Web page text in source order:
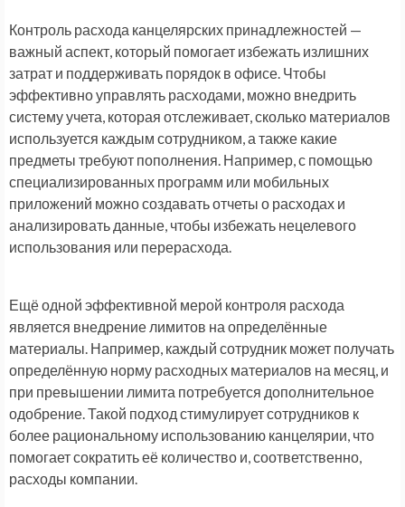
Контроль расхода канцелярских принадлежностей —
важный аспект, который помогает избежать излишних
затрат и поддерживать порядок в офисе. Чтобы
эффективно управлять расходами, можно внедрить
систему учета, которая отслеживает, сколько материалов
используется каждым сотрудником, а также какие
предметы требуют пополнения. Например, с помощью
специализированных программ или мобильных
приложений можно создавать отчеты о расходах и
анализировать данные, чтобы избежать нецелевого
использования или перерасхода.
Ещё одной эффективной мерой контроля расхода
является внедрение лимитов на определённые
материалы. Например, каждый сотрудник может получать
определённую норму расходных материалов на месяц, и
при превышении лимита потребуется дополнительное
одобрение. Такой подход стимулирует сотрудников к
более рациональному использованию канцелярии, что
помогает сократить её количество и, соответственно,
расходы компании.